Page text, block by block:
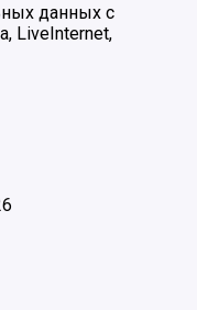
данных с
LiveInternet,